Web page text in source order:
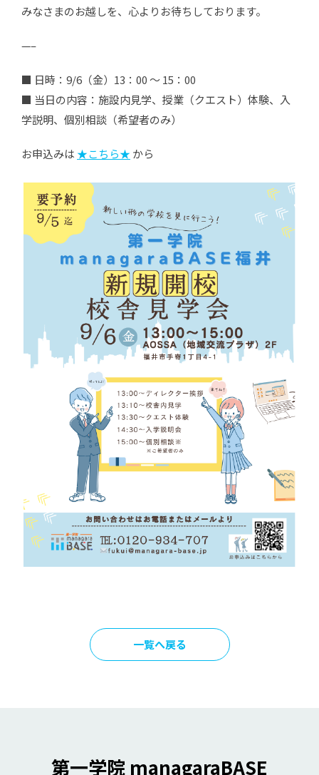
みなさまのお越しを、心よりお待ちしております。
—–
■ 日時：9/6（金）13：00 ～ 15：00
■ 当日の内容：施設内見学、授業（クエスト）体験、入
学説明、個別相談（希望者のみ）
お申込みは ★こちら★ から
一覧へ戻る
第一学院 managaraBASE